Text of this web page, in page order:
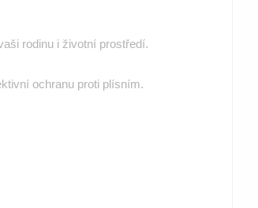
rodinu i životní prostředí.
ochranu proti plísním.